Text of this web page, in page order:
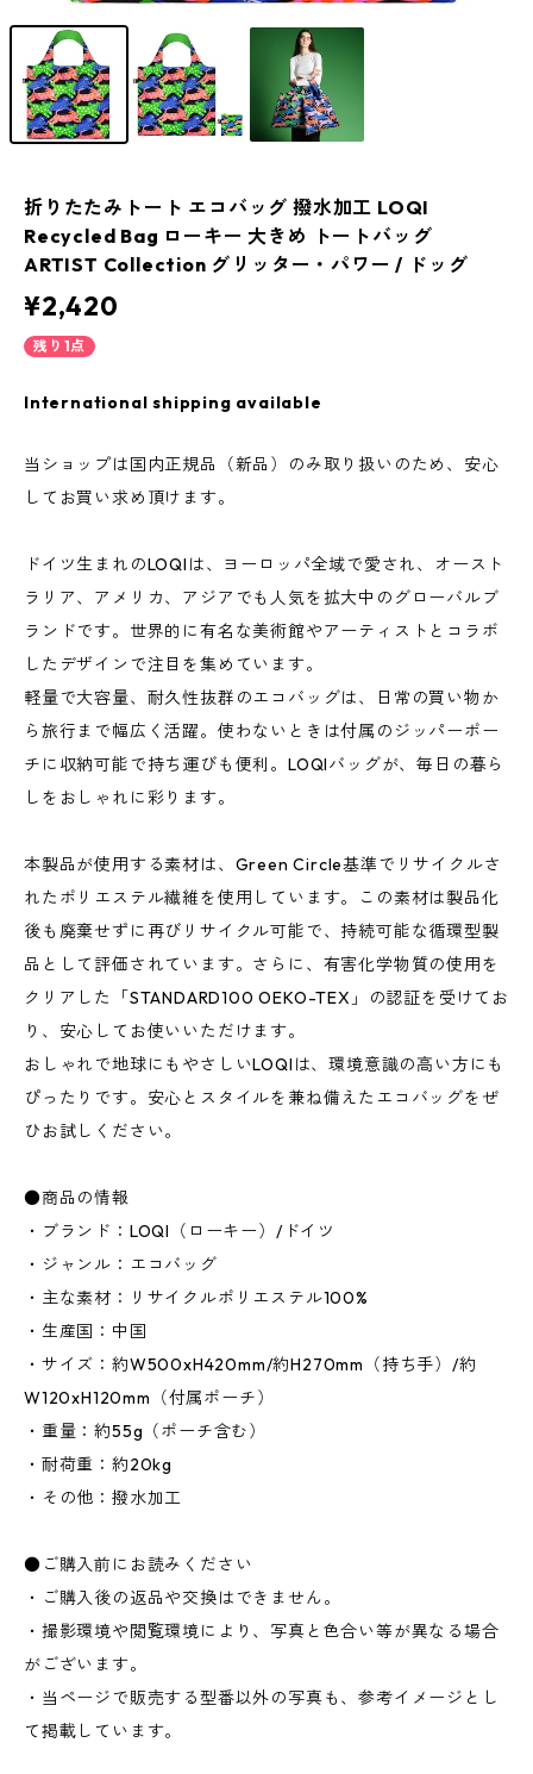
折りたたみトート エコバッグ 撥水加工 LOQI
Recycled Bag ローキー 大きめ トートバッグ
ARTIST Collection グリッター・パワー / ドッグ
¥2,420
残り1点
International shipping available
当ショップは国内正規品（新品）のみ取り扱いのため、安心
してお買い求め頂けます。
ドイツ生まれのLOQIは、ヨーロッパ全域で愛され、オースト
ラリア、アメリカ、アジアでも人気を拡大中のグローバルブ
ランドです。世界的に有名な美術館やアーティストとコラボ
したデザインで注目を集めています。
軽量で大容量、耐久性抜群のエコバッグは、日常の買い物か
ら旅行まで幅広く活躍。使わないときは付属のジッパーポー
チに収納可能で持ち運びも便利。LOQIバッグが、毎日の暮ら
しをおしゃれに彩ります。
本製品が使用する素材は、Green Circle基準でリサイクルさ
れたポリエステル繊維を使用しています。この素材は製品化
後も廃棄せずに再びリサイクル可能で、持続可能な循環型製
品として評価されています。さらに、有害化学物質の使用を
クリアした「STANDARD100 OEKO-TEX」の認証を受けてお
り、安心してお使いいただけます。
おしゃれで地球にもやさしいLOQIは、環境意識の高い方にも
ぴったりです。安心とスタイルを兼ね備えたエコバッグをぜ
ひお試しください。
●商品の情報
・ブランド：LOQI（ローキー）/ドイツ
・ジャンル：エコバッグ
・主な素材：リサイクルポリエステル100%
・生産国：中国
・サイズ：約W500xH420mm/約H270mm（持ち手）/約
W120xH120mm（付属ポーチ）
・重量：約55g（ポーチ含む）
・耐荷重：約20kg
・その他：撥水加工
●ご購入前にお読みください
・ご購入後の返品や交換はできません。
・撮影環境や閲覧環境により、写真と色合い等が異なる場合
がございます。
・当ページで販売する型番以外の写真も、参考イメージとし
て掲載しています。